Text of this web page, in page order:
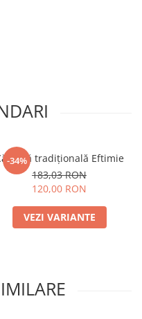
-34%
tradițională Eftimie
183,03 RON
120,00 RON
VEZI VARIANTE